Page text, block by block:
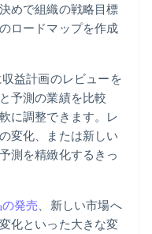
めで組織の戦略目標
ロードマップを作成
益計画のレビューを
予測の業績を比較
に調整できます。レ
変化、または新しい
測を精緻化するきっ
発売、新しい市場へ
化といった大きな変